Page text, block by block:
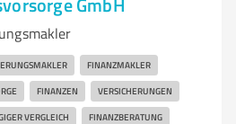
FINANZMAKLER
FINANZEN VERSICHERUNGEN
VERGLEICH FINANZBERATUNG